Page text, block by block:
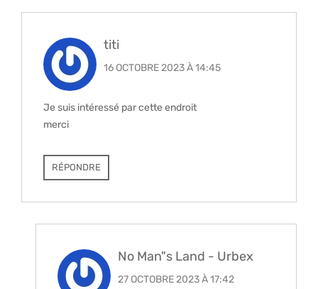
titi
16 OCTOBRE 2023 À 14:45
Je suis intéressé par cette endroit
merci
RÉPONDRE
No Man"s Land - Urbex
27 OCTOBRE 2023 À 17:42